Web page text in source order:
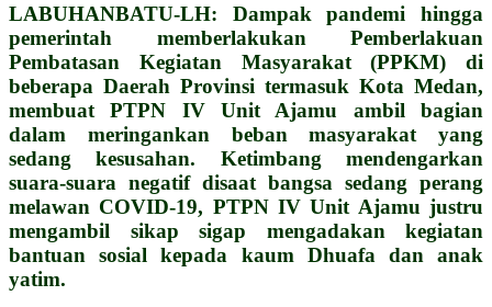
LABUHANBATU-LH: Dampak pandemi hingga
pemerintah memberlakukan Pemberlakuan
Pembatasan Kegiatan Masyarakat (PPKM) di
beberapa Daerah Provinsi termasuk Kota Medan,
membuat PTPN IV Unit Ajamu ambil bagian
dalam meringankan beban masyarakat yang
sedang kesusahan. Ketimbang mendengarkan
suara-suara negatif disaat bangsa sedang perang
melawan COVID-19, PTPN IV Unit Ajamu justru
mengambil sikap sigap mengadakan kegiatan
bantuan sosial kepada kaum Dhuafa dan anak
yatim.